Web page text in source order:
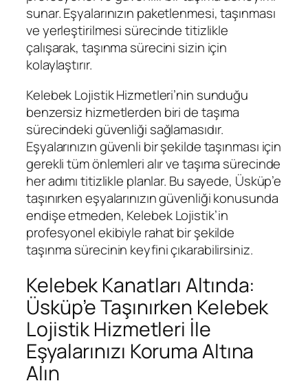
sunar. Eşyalarınızın paketlenmesi, taşınması
ve yerleştirilmesi sürecinde titizlikle
çalışarak, taşınma sürecini sizin için
kolaylaştırır.
Kelebek Lojistik Hizmetleri’nin sunduğu
benzersiz hizmetlerden biri de taşıma
sürecindeki güvenliği sağlamasıdır.
Eşyalarınızın güvenli bir şekilde taşınması için
gerekli tüm önlemleri alır ve taşıma sürecinde
her adımı titizlikle planlar. Bu sayede, Üsküp’e
taşınırken eşyalarınızın güvenliği konusunda
endişe etmeden, Kelebek Lojistik’in
profesyonel ekibiyle rahat bir şekilde
taşınma sürecinin keyfini çıkarabilirsiniz.
Kelebek Kanatları Altında:
Üsküp’e Taşınırken Kelebek
Lojistik Hizmetleri İle
Eşyalarınızı Koruma Altına
Alın